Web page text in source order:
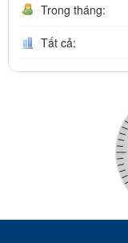
Trong tháng:
Tất cả: